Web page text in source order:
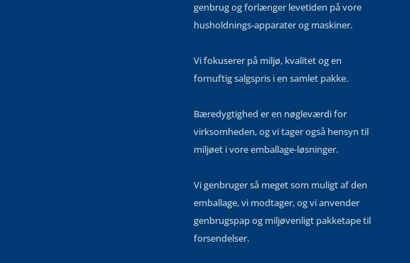
genbrug og forlænger levetiden på vore
husholdnings-apparater og maskiner.
Vi fokuserer på miljø, kvalitet og en
fornuftig salgspris i en samlet pakke.
Bæredygtighed er en nøgleværdi for
virksomheden, og vi tager også hensyn til
miljøet i vore emballage-løsninger.
Vi genbruger så meget som muligt af den
emballage, vi modtager, og vi anvender
genbrugspap og miljøvenligt pakketape til
forsendelser.